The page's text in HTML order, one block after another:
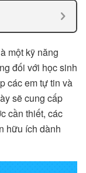
một kỹ năng
đối với học sinh
các em tự tin và
sẽ cung cấp
cần thiết, các
hữu ích dành